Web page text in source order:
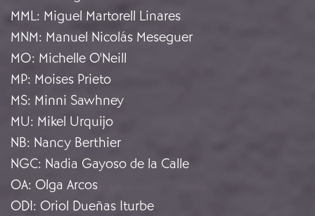
MML: Miguel Martorell Linares
MNM: Manuel Nicolás Meseguer
MO: Michelle O'Neill
MP: Moises Prieto
MS: Minni Sawhney
MU: Mikel Urquijo
NB: Nancy Berthier
NGC: Nadia Gayoso de la Calle
OA: Olga Arcos
ODI: Oriol Dueñas Iturbe